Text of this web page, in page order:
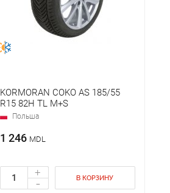
KORMORAN COKO AS 185/55
R15 82H TL M+S
Польша
1 246 MDL
+
- В КОРЗИНУ